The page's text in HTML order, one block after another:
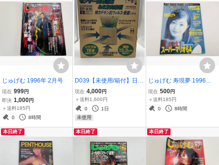
じゅげむ 1996年 2月号
現在 999円
即決 1,000円
＋送料185円
0
8時間
D039【未使用/箱付】日立
空気清浄機 EP-X10(S) セ
ラミックシルバー 15畳対
応 HEPAフィルター リモ
コン付
現在 4,000円
＋送料1,600円
0
1日
未使用
じゅげむ 寿現夢 1996年 9
月号 ゲーム雑誌
現在 500円
＋送料185円
0
8時間
本日終了 本日終了 本日終了